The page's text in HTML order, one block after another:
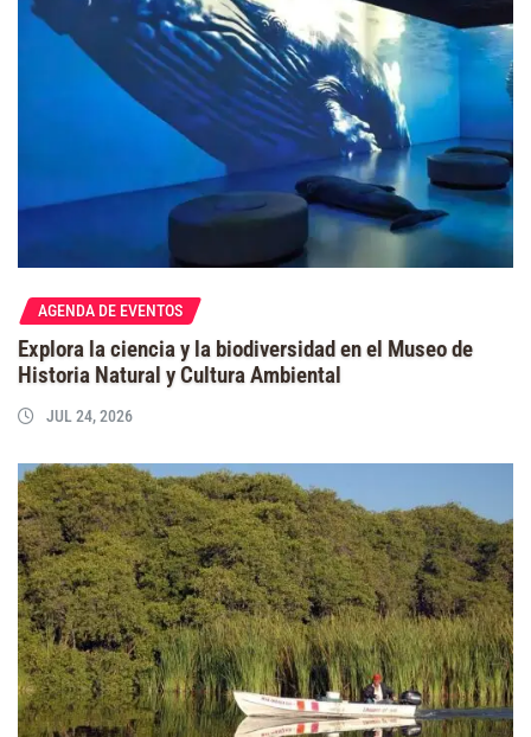
AGENDA DE EVENTOS
Explora la ciencia y la biodiversidad en el Museo de
Historia Natural y Cultura Ambiental
JUL 24, 2026